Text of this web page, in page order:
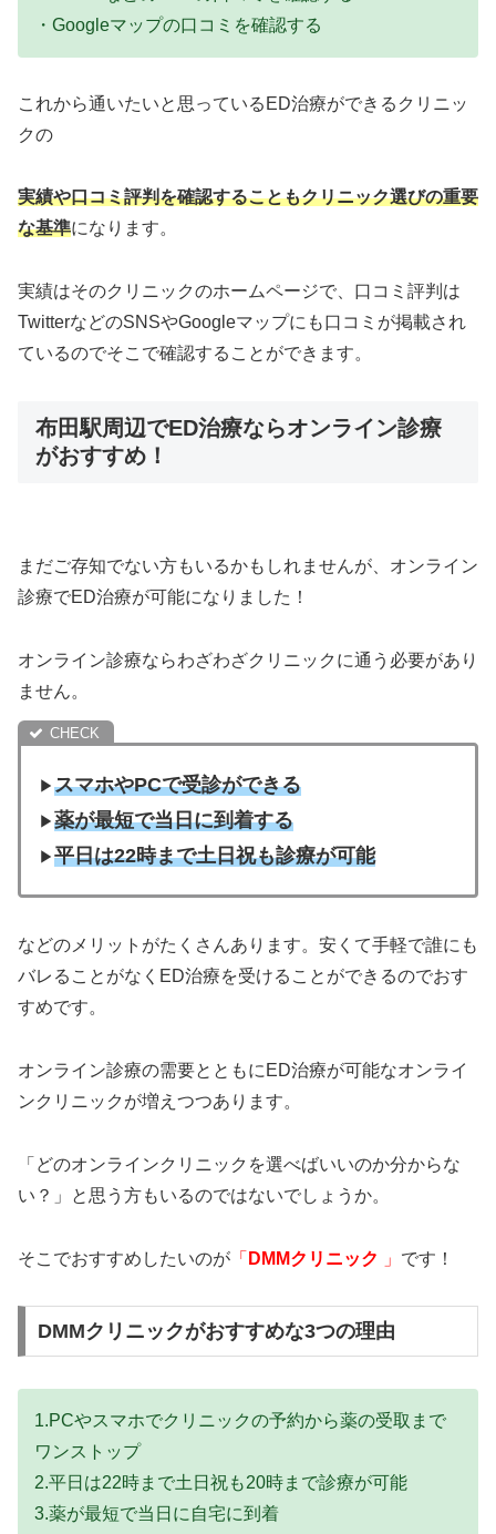
・Googleマップの口コミを確認する
これから通いたいと思っているED治療ができるクリニッ
クの
実績や口コミ評判を確認することもクリニック選びの重要
な基準になります。
実績はそのクリニックのホームページで、口コミ評判は
TwitterなどのSNSやGoogleマップにも口コミが掲載され
ているのでそこで確認することができます。
布田駅周辺でED治療ならオンライン診療
がおすすめ！
まだご存知でない方もいるかもしれませんが、オンライン
診療でED治療が可能になりました！
オンライン診療ならわざわざクリニックに通う必要があり
ません。
▶︎スマホやPCで受診ができる
▶︎薬が最短で当日に到着する
▶︎平日は22時まで土日祝も診療が可能
などのメリットがたくさんあります。安くて手軽で誰にも
バレることがなくED治療を受けることができるのでおす
すめです。
オンライン診療の需要とともにED治療が可能なオンライ
ンクリニックが増えつつあります。
「どのオンラインクリニックを選べばいいのか分からな
い？」と思う方もいるのではないでしょうか。
そこでおすすめしたいのが 「 DMMクリニック 」 です！
DMMクリニックがおすすめな3つの理由
1.PCやスマホでクリニックの予約から薬の受取まで
ワンストップ
2.平日は22時まで土日祝も20時まで診療が可能
3.薬が最短で当日に自宅に到着